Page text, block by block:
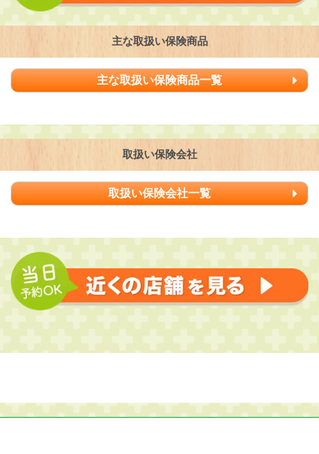
主な取扱い保険商品
主な取扱い保険商品一覧
取扱い保険会社
取扱い保険会社一覧